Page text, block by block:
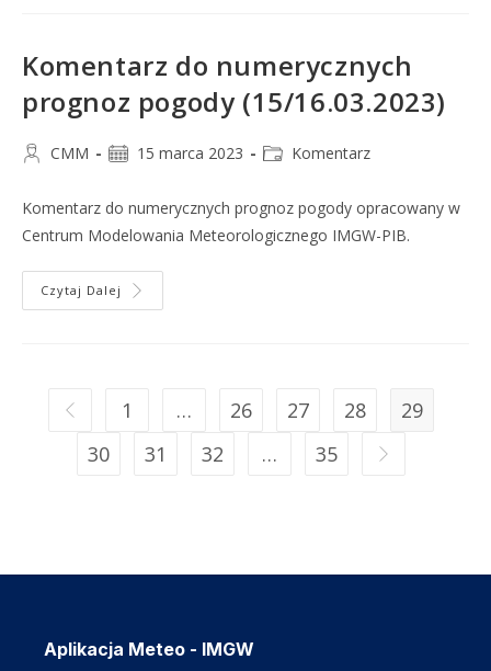
Komentarz do numerycznych
prognoz pogody (15/16.03.2023)
CMM 15 marca 2023 Komentarz
Komentarz do numerycznych prognoz pogody opracowany w
Centrum Modelowania Meteorologicznego IMGW-PIB.
Czytaj Dalej
1 … 26 27 28
29
30
31 32 … 35
Aplikacja Meteo - IMGW